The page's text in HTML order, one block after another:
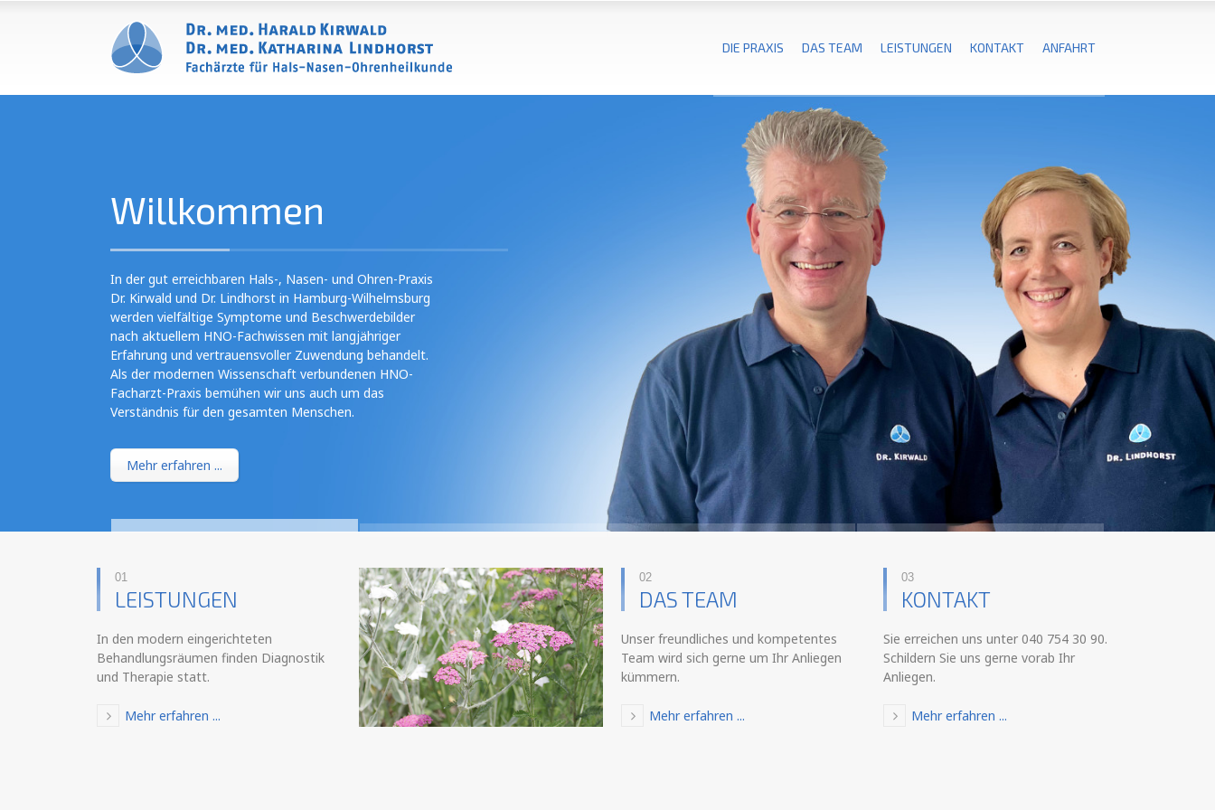
DIE PRAXIS DAS TEAM LEISTUNGEN KONTAKT ANFAHRT
Willkommen
In der gut erreichbaren Hals-, Nasen- und Ohren-Praxis
Dr. Kirwald und Dr. Lindhorst in Hamburg-Wilhelmsburg
werden vielfältige Symptome und Beschwerdebilder
nach aktuellem HNO-Fachwissen mit langjähriger
Erfahrung und vertrauensvoller Zuwendung behandelt.
Als der modernen Wissenschaft verbundenen HNO-
Facharzt-Praxis bemühen wir uns auch um das
Verständnis für den gesamten Menschen.
Mehr erfahren ...
01
LEISTUNGEN
In den modern eingerichteten
Behandlungsräumen finden Diagnostik
und Therapie statt.
Mehr erfahren ...
02
DAS TEAM
Unser freundliches und kompetentes
Team wird sich gerne um Ihr Anliegen
kümmern.
Mehr erfahren ...
03
KONTAKT
Sie erreichen uns unter 040 754 30 90.
Schildern Sie uns gerne vorab Ihr
Anliegen.
Mehr erfahren ...